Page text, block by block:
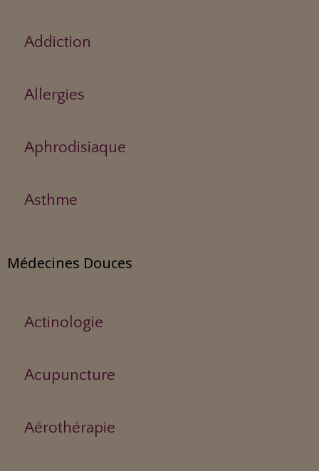
Addiction
Allergies
Aphrodisiaque
Asthme
Médecines Douces
Actinologie
Acupuncture
Aérothérapie